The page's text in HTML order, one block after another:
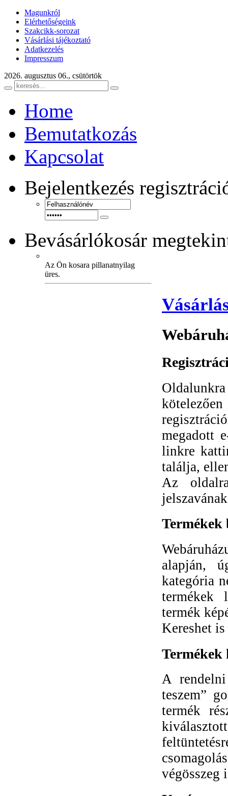
Magunkról
Elérhetőségeink
Szakcikk-sorozat
Vásárlási tájékoztató
Adatkezelés
Impresszum
2026. augusztus 06., csütörtök
Home
Bemutatkozás
Kapcsolat
Bejelentkezés
Bevásárlókosár
Az Ön kosara pillanatnyilag
üres.
megadott
linkre
találja,
Az
Termékek
alapján,
kategória
termékek
termék
Kereshet
Termékek
A
teszem”
termék
végösszeg